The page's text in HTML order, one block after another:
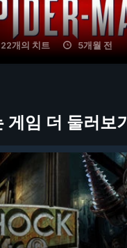
22개의 치트 5개월 전
게임 더 둘러보기